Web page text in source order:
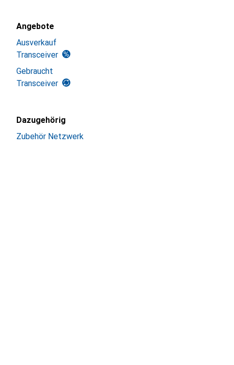
Angebote
Ausverkauf
Transceiver
Gebraucht
Transceiver
Dazugehörig
Zubehör Netzwerk